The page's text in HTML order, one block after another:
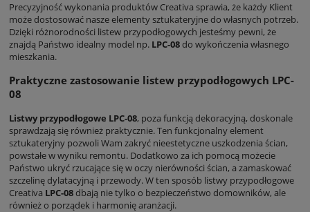
Precyzyjność wykonania produktów Creativa sprawia, że każdy Klient
może dostosować nasze elementy sztukateryjne do własnych potrzeb.
Dzięki różnorodności listew przypodłogowych jesteśmy pewni, że
znajdą Państwo idealny model np. LPC-08do wykończenia własnego
mieszkania.
Praktyczne zastosowanie listew przypodłogowych LPC-
08
Listwy przypodłogowe LPC-08, poza funkcją dekoracyjną, doskonale
sprawdzają się również praktycznie. Ten funkcjonalny element
sztukateryjny pozwoli Wam zakryć nieestetyczne uszkodzenia ścian,
powstałe w wyniku remontu. Dodatkowo za ich pomocą możecie
Państwo ukryć rzucające się w oczy nierówności ścian, a zamaskować
szczelinę dylatacyjną i przewody. W ten sposób listwy przypodłogowe
Creativa LPC-08dbają nie tylko o bezpieczeństwo domowników, ale
również o porządek i harmonię aranżacji.